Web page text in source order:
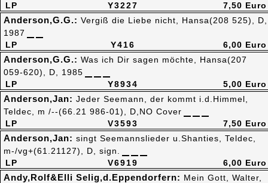
Y3227
LP
7,50 Euro
Y416
LP
Anderson,G.G.: Vergiß die Liebe nicht, Hansa(208 525), D,
1987
6,00 Euro
Y8934
LP
Anderson,G.G.: Was ich Dir sagen möchte, Hansa(207
059-620), D, 1985
5,00 Euro
V3593
LP
Anderson,Jan: Jeder Seemann, der kommt i.d.Himmel,
Teldec, m /--(66.21 986-01), D,NO Cover
7,50 Euro
V6919
LP
Anderson,Jan: singt Seemannslieder u.Shanties, Teldec,
m-/vg+(61.21127), D, sign.
6,00 Euro
Andy,Rolf&Elli Selig,d.Eppendorfern: Mein Gott, Walter,